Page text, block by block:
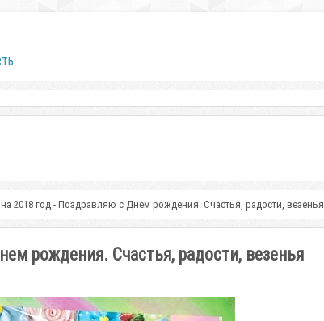
2018 год - Поздравляю с Днем рождения. Счастья, радости, везенья
рождения. Счастья, радости, везенья